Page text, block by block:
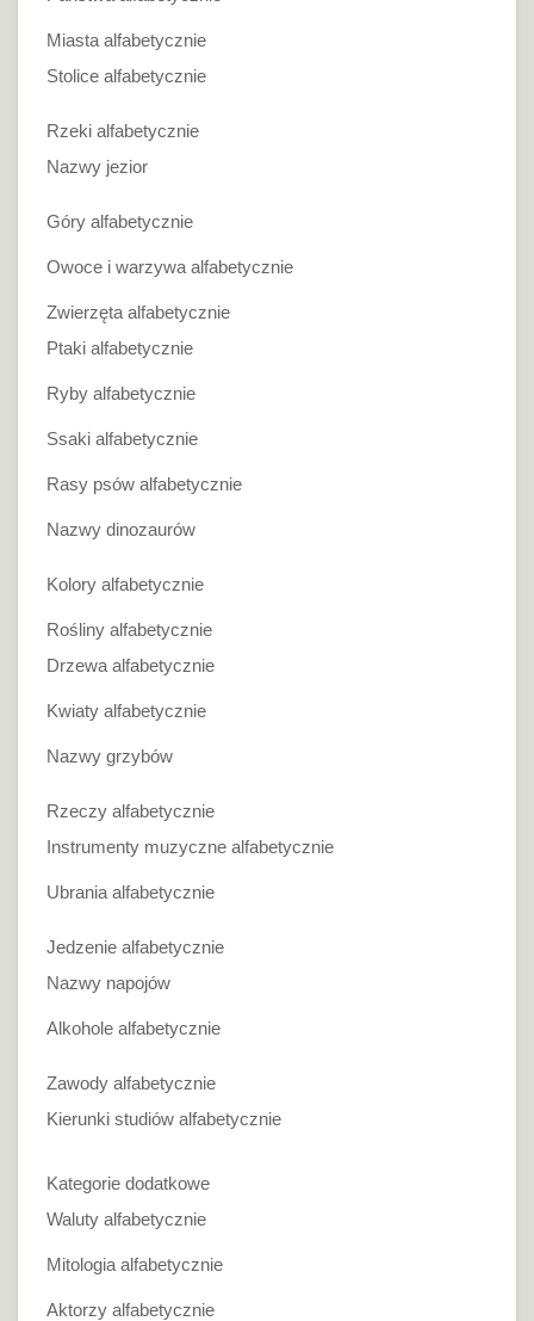
Miasta alfabetycznie
Stolice alfabetycznie
Rzeki alfabetycznie
Nazwy jezior
Góry alfabetycznie
Owoce i warzywa alfabetycznie
Zwierzęta alfabetycznie
Ptaki alfabetycznie
Ryby alfabetycznie
Ssaki alfabetycznie
Rasy psów alfabetycznie
Nazwy dinozaurów
Kolory alfabetycznie
Rośliny alfabetycznie
Drzewa alfabetycznie
Kwiaty alfabetycznie
Nazwy grzybów
Rzeczy alfabetycznie
Instrumenty muzyczne alfabetycznie
Ubrania alfabetycznie
Jedzenie alfabetycznie
Nazwy napojów
Alkohole alfabetycznie
Zawody alfabetycznie
Kierunki studiów alfabetycznie
Kategorie dodatkowe
Waluty alfabetycznie
Mitologia alfabetycznie
Aktorzy alfabetycznie